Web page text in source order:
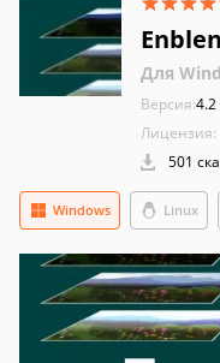
Для
Версия:4.2
Лицензия:
501
Windows Linux